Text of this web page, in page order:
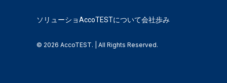
ソリューショAccoTESTについて会社歩み
© 2026 AccoTEST. | All Rights Reserved.